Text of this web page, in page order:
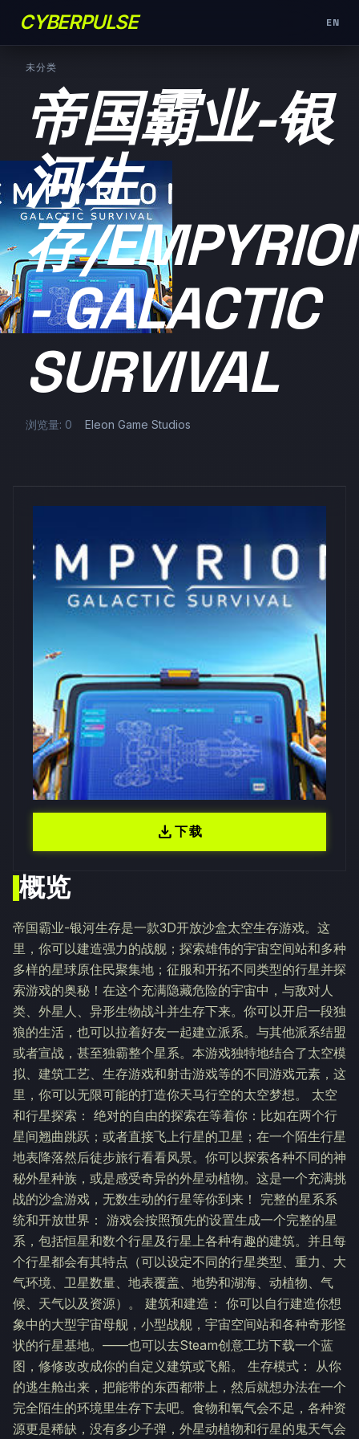
CYBERPULSE EN
未分类
帝国霸业-银
河生
存/
- GALACTIC
SURVIVAL
浏览量: 0 Eleon Game Studios
概览
帝国霸业-银河生存是一款3D开放沙盒太空生存游戏。这
里，你可以建造强力的战舰；探索雄伟的宇宙空间站和多种
多样的星球原住民聚集地；征服和开拓不同类型的行星并探
索游戏的奥秘！在这个充满隐藏危险的宇宙中，与敌对人
类、外星人、异形生物战斗并生存下来。你可以开启一段独
狼的生活，也可以拉着好友一起建立派系。与其他派系结盟
或者宣战，甚至独霸整个星系。本游戏独特地结合了太空模
拟、建筑工艺、生存游戏和射击游戏等的不同游戏元素，这
里，你可以无限可能的打造你天马行空的太空梦想。 太空
和行星探索： 绝对的自由的探索在等着你：比如在两个行
星间翘曲跳跃；或者直接飞上行星的卫星；在一个陌生行星
地表降落然后徒步旅行看看风景。你可以探索各种不同的神
秘外星种族，或是感受奇异的外星动植物。这是一个充满挑
战的沙盒游戏，无数生动的行星等你到来！ 完整的星系系
统和开放世界： 游戏会按照预先的设置生成一个完整的星
系，包括恒星和数个行星及行星上各种有趣的建筑。并且每
个行星都会有其特点（可以设定不同的行星类型、重力、大
气环境、卫星数量、地表覆盖、地势和湖海、动植物、气
候、天气以及资源）。 建筑和建造： 你可以自行建造你想
象中的大型宇宙母舰，小型战舰，宇宙空间站和各种奇形怪
状的行星基地。——也可以去Steam创意工坊下载一个蓝
图，修修改改成你的自定义建筑或飞船。 生存模式： 从你
的逃生舱出来，把能带的东西都带上，然后就想办法在一个
完全陌生的环境里生存下去吧。食物和氧气会不足，各种资
源更是稀缺，没有多少子弹，外星动植物和行星的鬼天气会
download下载